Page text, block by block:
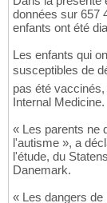
données sur 657
enfants ont été
Les enfants qui
susceptibles de
pas été
Internal Medicine.
« Les parents ne
l'autisme », a
l'étude, du
Danemark.
« Les dangers